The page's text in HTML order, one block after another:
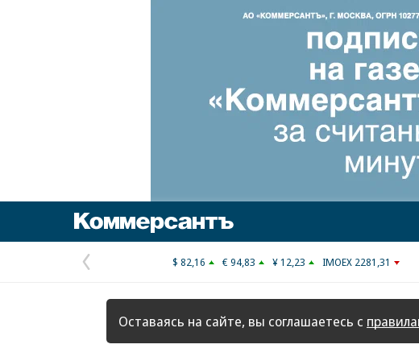
Предыдущая
страница
$ 82,16 € 94,83 ¥ 12,23 IMOEX 2281,31
Оставаясь на сайте, вы соглашаетесь с